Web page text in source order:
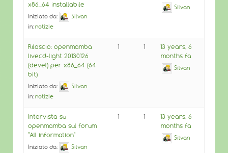
x86_64 installabile
Iniziato da:
Silvan
in: notizie
Silvan
Rilascio: openmamba
livecd-light 20130126
(devel) per x86_64 (64
bit)
Iniziato da:
Silvan
in: notizie
1 1
13 years, 6
months fa
Silvan
Intervista su
openmamba sul forum
"All information"
Iniziato da:
Silvan
1 1
13 years, 6
months fa
Silvan